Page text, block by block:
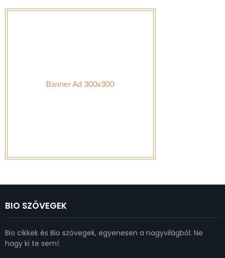
BIO SZÖVEGEK
Bio cikkek és Bio szövegek, egyenesen a nagyvilágból. Ne
hagy ki te sem!.